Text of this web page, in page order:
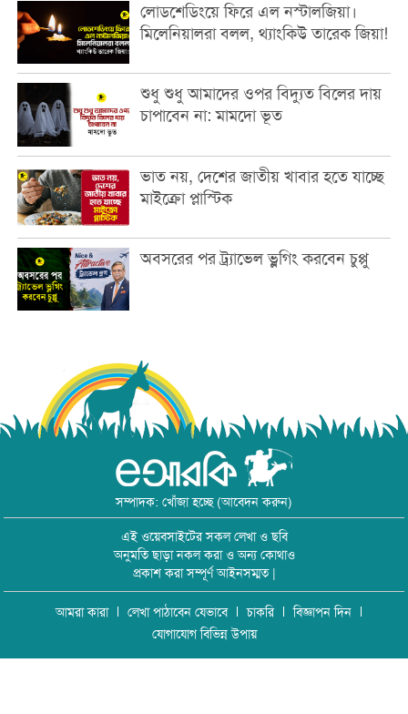
লোডশেডিংয়ে ফিরে এল নস্টালজিয়া।
মিলেনিয়ালরা বলল, থ্যাংকিউ তারেক জিয়া!
শুধু শুধু আমাদের ওপর বিদ্যুত বিলের দায়
চাপাবেন না: মামদো ভূত
ভাত নয়, দেশের জাতীয় খাবার হতে যাচ্ছে
মাইক্রো প্লাস্টিক
অবসরের পর ট্র্যাভেল ভ্লগিং করবেন চুপ্পু
সম্পাদক: খোঁজা হচ্ছে (আবেদন করুন)
এই ওয়েবসাইটের সকল লেখা ও ছবি
অনুমতি ছাড়া নকল করা ও অন্য কোথাও
প্রকাশ করা সম্পূর্ণ আইনসম্মত |
আমরা কারা লেখা পাঠাবেন যেভাবে চাকরি
বিজ্ঞাপন দিন
যোগাযোগ বিভিন্ন উপায়